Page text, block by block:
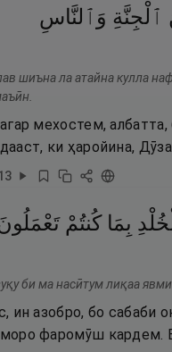
ٱلْجِنَّةِ وَٱلنَّاسِ
шиъна ла атайна кулла
мехостем,
ки ҳаройина,
بِمَا كُنتُمْ
би ма насӣтум лиқаа
ин азобро, бо сабаби
фаромӯш кардем.